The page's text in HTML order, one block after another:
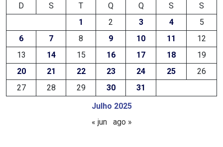
FUTURO
GERAÇÃO
DE
EMPREGO
E
Julho 2025
D S T Q Q S
S
1
2 3 4
5
6
7 8 9 10 11
12
13
14 15 16 17 18
19
20
21 22 23 24 25
26
27
28 29 30 31
« jun ago »